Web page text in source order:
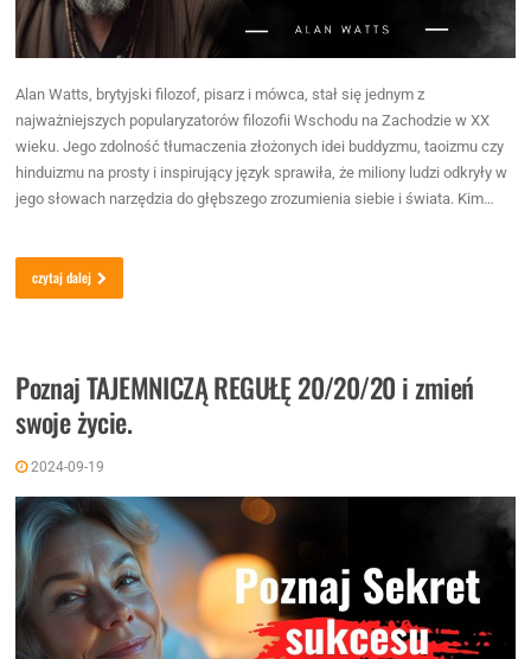
Alan Watts, brytyjski filozof, pisarz i mówca, stał się jednym z
najważniejszych popularyzatorów filozofii Wschodu na Zachodzie w XX
wieku. Jego zdolność tłumaczenia złożonych idei buddyzmu, taoizmu czy
hinduizmu na prosty i inspirujący język sprawiła, że miliony ludzi odkryły w
jego słowach narzędzia do głębszego zrozumienia siebie i świata. Kim…
czytaj dalej
Poznaj TAJEMNICZĄ REGUŁĘ 20/20/20 i zmień
swoje życie.
2024-09-19